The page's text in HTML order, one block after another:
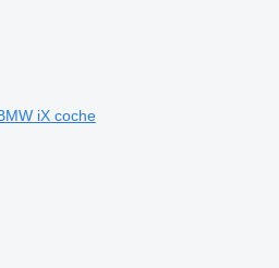
iX coche